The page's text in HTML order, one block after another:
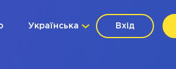
Вхід
Українська